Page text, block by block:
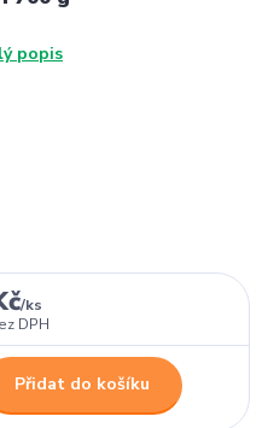
popis
/ks
DPH
Přidat do košíku